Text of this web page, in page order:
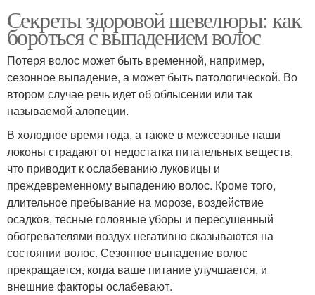
Секреты здоровой шевелюры: как
бороться с выпадением волос
Потеря волос может быть временной, например,
сезонное выпадение, а может быть патологической. Во
втором случае речь идет об облысении или так
называемой алопеции.
В холодное время года, а также в межсезонье наши
локоны страдают от недостатка питательных веществ,
что приводит к ослабеванию луковицы и
преждевременному выпадению волос. Кроме того,
длительное пребывание на морозе, воздействие
осадков, тесные головные уборы и пересушенный
обогревателями воздух негативно сказываются на
состоянии волос. Сезонное выпадение волос
прекращается, когда ваше питание улучшается, и
внешние факторы ослабевают.